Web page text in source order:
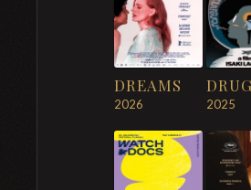
DREAMS
2026 2025